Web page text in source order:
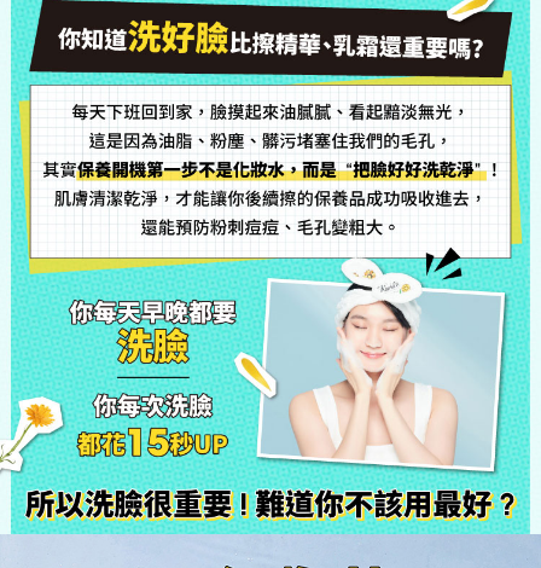
你知道洗好臉比擦精華
、 乳霜還重要嗎?
每天下班回到家，臉摸起來油膩膩、看起黯淡無光，
這是因為油脂、粉塵、髒污堵塞住我們的毛孔，
其實保養開機第一步不是化妝水，而是 "把臉好好洗乾淨" !
肌膚清潔乾淨，才能讓你後續擦的保養品成功吸收進去，
還能預防粉刺痘痘、毛孔變粗大。
所以洗臉很重要!難道你不該用最好?